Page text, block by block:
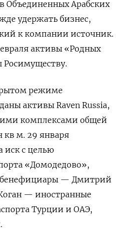
Объединенных Арабских
удержать бизнес,
к компании источник.
активы «Родных
Росимуществу.
режиме
активы Raven Russia,
комплексами общей
м. 29 января
иск с целью
«Домодедово»,
бенефициары — Дмитрий
— иностранные
Турции и ОАЭ,